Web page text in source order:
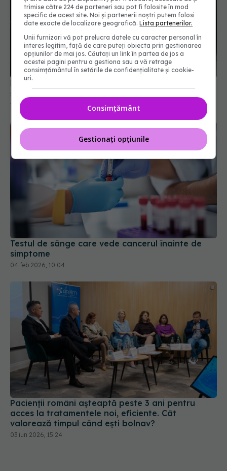
Băutura populară care provoacă cancer după un
singur pahar
12 feb 2026, 21:03
Testul de sânge care vede cancerul înainte de
simptome
04 feb 2026, 10:04
Pacienții români așteaptă peste 3 ani pentru
acces la tratamentele noi, eficiente. Cât
valorează timpul când ești bolnav?
03 iun 2026, 15:24
trimise către 224 de parteneri sau pot fi folosite în mod
specific de acest site. Noi și partenerii noștri putem folosi
date exacte de localizare geografică.Lista partenerilor.
Unii furnizori vă pot prelucra datele cu caracter personal în
interes legitim, față de care puteți obiecta prin gestionarea
opțiunilor de mai jos. Căutați un link în partea de jos a
acestei pagini pentru a gestiona sau a vă retrage
consimțământul în setările de confidențialitate și cookie-
uri.
Consimțământ
Gestionați opțiunile